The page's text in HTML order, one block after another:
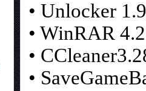
• Unlocker
• WinRAR
•
•